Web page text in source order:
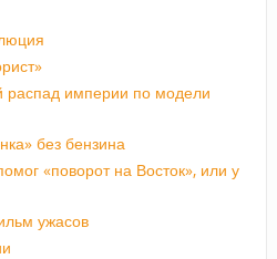
распад империи по модели
без бензина
«поворот на Восток», или у
ужасов